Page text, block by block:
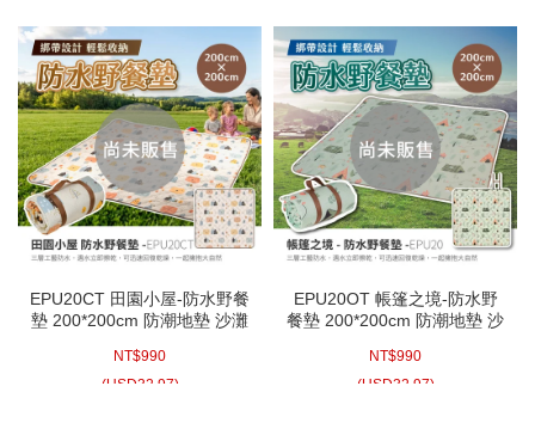
EPU20CT 田園小屋-防水野餐
墊 200*200cm 防潮地墊 沙灘
墊 露營 睡墊 賞桐
NT$990
(USD32.97)
EPU20OT 帳篷之境-防水野
餐墊 200*200cm 防潮地墊 沙
地墊 露營 睡墊 賞桐
NT$990
(USD32.97)